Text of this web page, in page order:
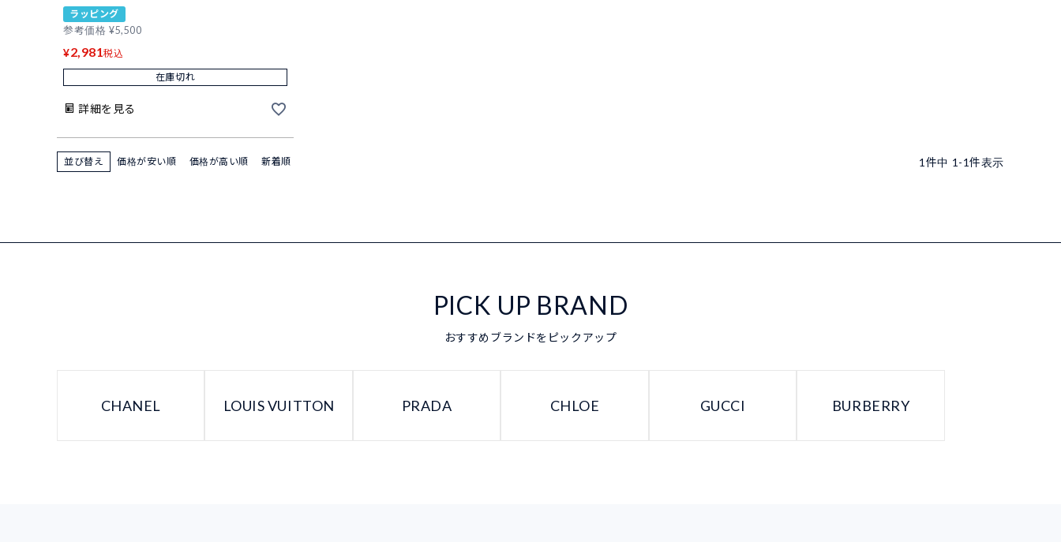
ラッピング
参考価格 ¥5,500
¥2,981税込
在庫切れ
詳細を見る
並び替え 価格が安い順 価格が高い順 新着順 1 件中 1 -1件表示
PICK UP BRAND
おすすめブランドをピックアップ
CHANEL LOUIS VUITTON PRADA CHLOE GUCCI BURBERRY